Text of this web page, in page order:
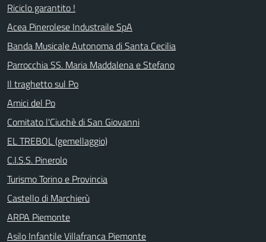
Riciclo garantito !
Acea Pinerolese Industraile SpA
Banda Musicale Autonoma di Santa Cecilia
Parrocchia SS. Maria Maddalena e Stefano
Il traghetto sul Po
Amici del Po
Comitato l'Ciuchè di San Giovanni
EL TREBOL (gemellaggio)
C.I.S.S. Pinerolo
Turismo Torino e Provincia
Castello di Marchierù
ARPA Piemonte
Asilo Infantile Villafranca Piemonte